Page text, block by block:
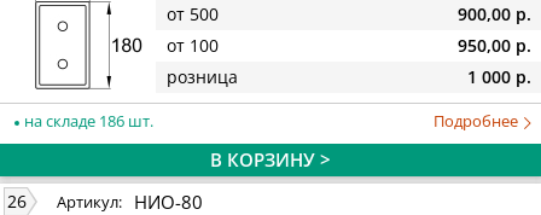
от 500
900,00 р.
от 100
950,00 р.
розница
1 000 р.
на складе 186 шт. Подробнее
В КОРЗИНУ >
26 Артикул: НИО-80